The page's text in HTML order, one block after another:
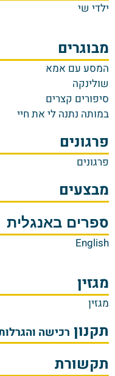
ילדי שי
מבוגרים
המסע עם אמא
שולינקה
סיפורים קצרים
במותה נתנה לי את חיי
פרגונים
פרגונים
מבצעים
ספרים באנגלית
English
מגזין
מגזין
תקנון רכישה והגרלות
תקשורת